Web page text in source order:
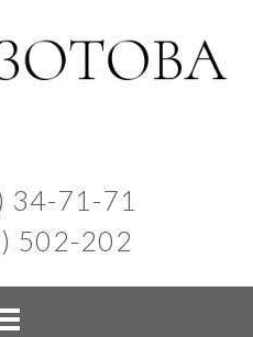
34-71-71
502-202